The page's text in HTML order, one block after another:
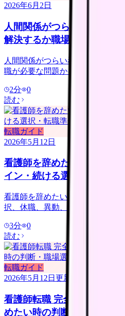
2026年6月2日
人間関係がつらい看護師の
解決するか職場を変えるか
人間関係がつらい看護師向けに
職が必要な問題かを整理します。
2分
0
読む
転職ガイド
2026年5月12日
看護師を辞めたい時の完全
イン・続ける選択・転職準備
看護師を辞めたい時の判断ガイ
択、休職、異動、転職、退職準備
3分
0
読む
転職ガイド
2026年5月12日 更新
看護師転職 完全ガイド
めたい時の判断・職場選び